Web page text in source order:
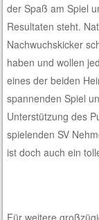
der Spaß am Spiel
Resultaten steht.
Nachwuchskicker
haben und wollen
eines der beiden
spannenden Spiel
Unterstützung des
spielenden SV
ist doch auch ein
Für weitere